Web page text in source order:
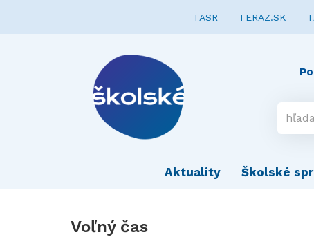
TASR TERAZ.SK
Aktuality Školské
Voľný čas